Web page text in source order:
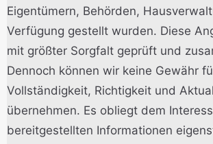
Eigentümern, Behörden,
Verfügung gestellt wurden. Diese
mit größter Sorgfalt geprüft und
Dennoch können wir keine Gewähr
Vollständigkeit, Richtigkeit und
übernehmen. Es obliegt dem
bereitgestellten Informationen